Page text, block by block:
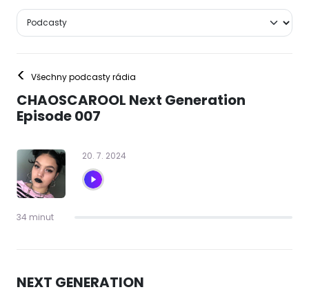
< Všechny podcasty rádia
CHAOSCAROOL Next Generation
Episode 007
20. 7. 2024
34 minut
NEXT GENERATION